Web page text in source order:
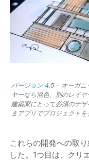
バージョン 4.5 - オーガニ
ヤーなら混色、別のレイ
建築家にとって必須のデ
まアプリでプロジェクト
これらの開発への取
した。1つ目は、クリ